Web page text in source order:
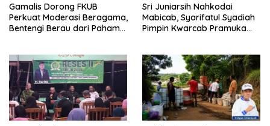
Gamalis Dorong FKUB
Perkuat Moderasi Beragama,
Bentengi Berau dari Paham
Sri Juniarsih Nahkodai
Mabicab, Syarifatul Syadiah
Pimpin Kwarcab Pramuka